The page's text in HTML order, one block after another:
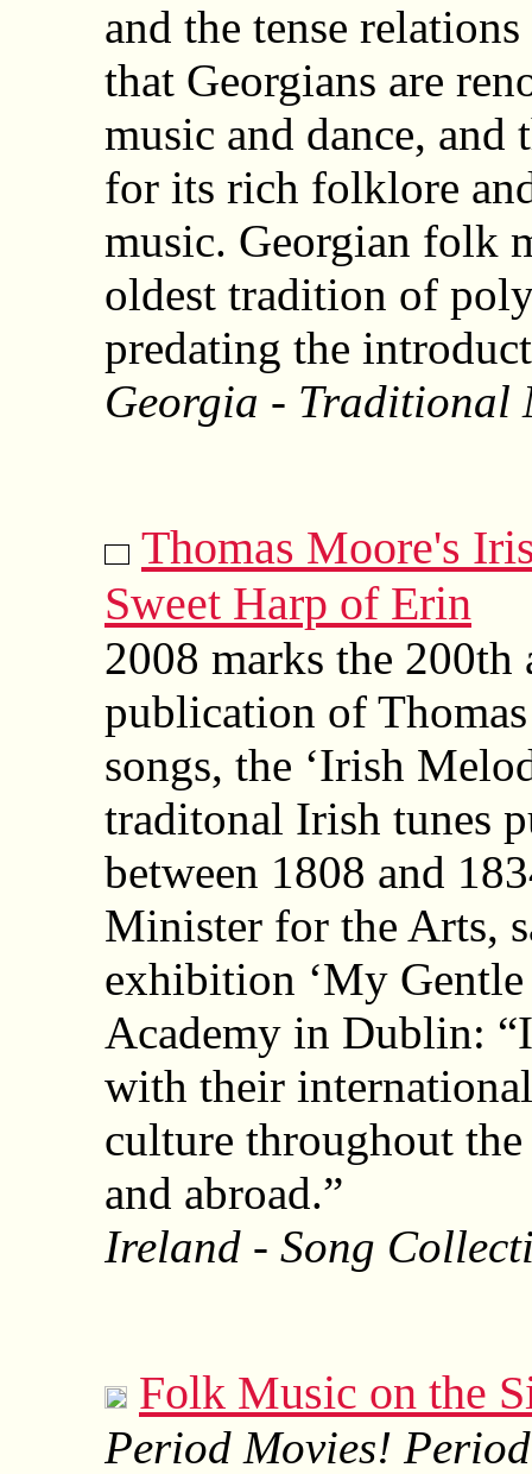
and the tense
that Georgians are
music and dance,
for its rich folklore
music. Georgian folk
oldest tradition of
predating the
Georgia - Traditional
Thomas Moore's
Sweet Harp of Erin
2008 marks the
publication of
songs, the ‘Irish
traditonal Irish tunes
between 1808 and
Minister for the Arts,
exhibition ‘My
Academy in Dublin:
with their
culture throughout
and abroad.”
Ireland - Song
Folk Music on the
Period Movies!